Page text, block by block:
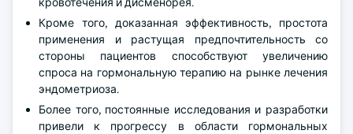
Кроме того, доказанная эффективность, простота
применения и растущая предпочтительность со
стороны пациентов способствуют увеличению
спроса на гормональную терапию на рынке лечения
эндометриоза.
Более того, постоянные исследования и разработки
привели к прогрессу в области гормональных